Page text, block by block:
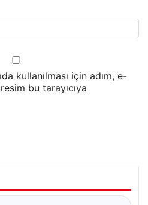
kullanılması için adım, e-
bu tarayıcıya